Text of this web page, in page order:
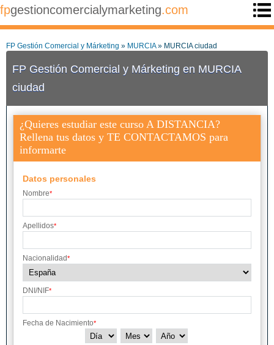
fpgestioncomercialymarketing.com
FP Gestión Comercial y Márketing » MURCIA» MURCIA ciudad
FP Gestión Comercial y Márketing en MURCIA
ciudad
¿Quieres estudiar este curso A DISTANCIA?
Rellena tus datos y TE CONTACTAMOS para
informarte
Datos personales
Nombre*
Apellidos*
Nacionalidad*
DNI/NIF*
Fecha de Nacimiento*